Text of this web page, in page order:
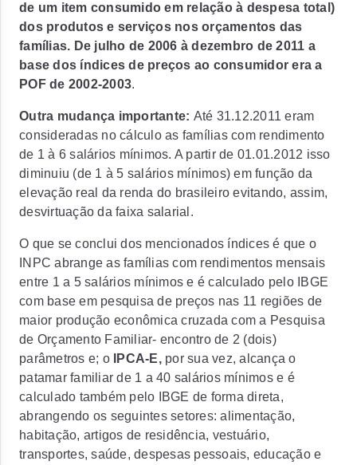
de um item consumido em relação à despesa total)
dos produtos e serviços nos orçamentos das
famílias. De julho de 2006 à dezembro de 2011 a
base dos índices de preços ao consumidor era a
POF de 2002-2003.
Outra mudança importante: Até 31.12.2011 eram
consideradas no cálculo as famílias com rendimento
de 1 à 6 salários mínimos. A partir de 01.01.2012 isso
diminuiu (de 1 à 5 salários mínimos) em função da
elevação real da renda do brasileiro evitando, assim,
desvirtuação da faixa salarial.
O que se conclui dos mencionados índices é que o
INPC abrange as famílias com rendimentos mensais
entre 1 a 5 salários mínimos e é calculado pelo IBGE
com base em pesquisa de preços nas 11 regiões de
maior produção econômica cruzada com a Pesquisa
de Orçamento Familiar- encontro de 2 (dois)
parâmetros e; o
IPCA-E,por sua vez, alcança o
patamar familiar de 1 a 40 salários mínimos e é
calculado também pelo IBGE de forma direta,
abrangendo os seguintes setores: alimentação,
habitação, artigos de residência, vestuário,
transportes, saúde, despesas pessoais, educação e